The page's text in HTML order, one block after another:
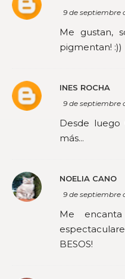
9 de septiembre
Me gustan,
pigmentan! :))
INES ROCHA
9 de septiembre
Desde
más...
NOELIA CANO
9 de septiembre
Me
BESOS!